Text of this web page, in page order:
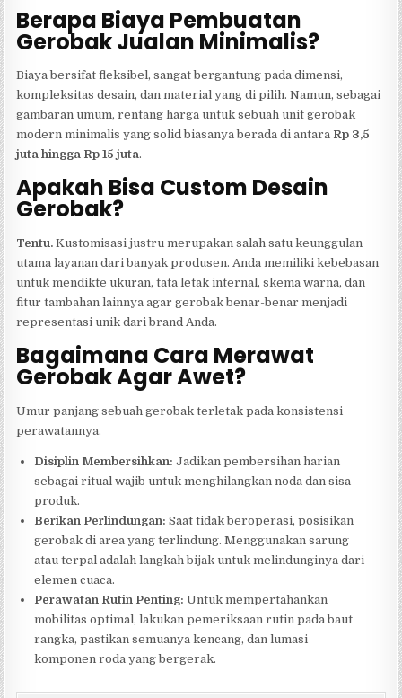
Berapa Biaya Pembuatan
Gerobak Jualan Minimalis?
Biaya bersifat fleksibel, sangat bergantung pada dimensi,
kompleksitas desain, dan material yang di pilih. Namun, sebagai
gambaran umum, rentang harga untuk sebuah unit gerobak
modern minimalis yang solid biasanya berada di antara Rp 3,5
juta hingga Rp 15 juta.
Apakah Bisa Custom Desain
Gerobak?
Tentu. Kustomisasi justru merupakan salah satu keunggulan
utama layanan dari banyak produsen. Anda memiliki kebebasan
untuk mendikte ukuran, tata letak internal, skema warna, dan
fitur tambahan lainnya agar gerobak benar-benar menjadi
representasi unik dari brand Anda.
Bagaimana Cara Merawat
Gerobak Agar Awet?
Umur panjang sebuah gerobak terletak pada konsistensi
perawatannya.
Disiplin Membersihkan: Jadikan pembersihan harian
sebagai ritual wajib untuk menghilangkan noda dan sisa
produk.
Berikan Perlindungan: Saat tidak beroperasi, posisikan
gerobak di area yang terlindung. Menggunakan sarung
atau terpal adalah langkah bijak untuk melindunginya dari
elemen cuaca.
Perawatan Rutin Penting: Untuk mempertahankan
mobilitas optimal, lakukan pemeriksaan rutin pada baut
rangka, pastikan semuanya kencang, dan lumasi
komponen roda yang bergerak.